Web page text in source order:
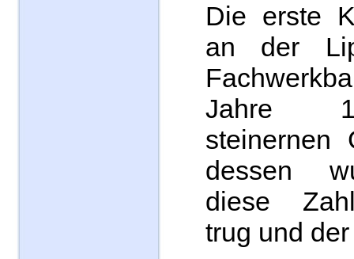
Die erste
an der
Jahre
steinernen
dessen
diese
trug und